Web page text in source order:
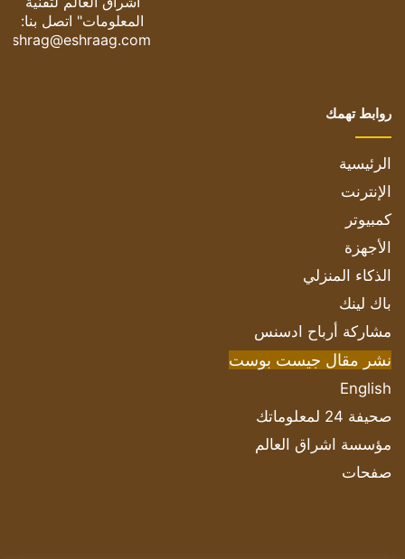
المعلومات" اتصل بنا:
eshrag@eshraag.com
روابط تهمك
الرئيسية
الإنترنت
كمبيوتر
الأجهزة
الذكاء المنزلي
باك لينك
مشاركة أرباح ادسنس
نشر مقال جيست بوست
English
صحيفة 24 لمعلوماتك
مؤسسة اشراق العالم
صفحات